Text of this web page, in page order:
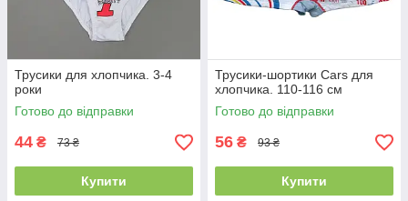
Трусики для хлопчика. 3-4
роки
Готово до відправки
44 ₴ 73 ₴
Купити
Трусики-шортики Cars для
хлопчика. 110-116 см
Готово до відправки
56 ₴ 93 ₴
Купити